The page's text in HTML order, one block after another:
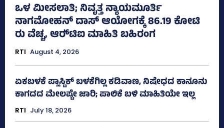
ಒಳ ಮೀಸಲಾತಿ; ನಿವೃತ್ತ ನ್ಯಾಯಮೂರ್ತಿ
ನಾಗಮೋಹನ್ ದಾಸ್ ಆಯೋಗಕ್ಕೆ 86.19 ಕೋಟಿ
ರು ವೆಚ್ಚ, ಆರ್‍‌ಟಿಐ ಮಾಹಿತಿ ಬಹಿರಂಗ
RTI August 4, 2026
ಏಕಬಳಕೆ ಪ್ಲಾಸ್ಟಿಕ್‌ ಬಳಕೆಗಿಲ್ಲ ಕಡಿವಾಣ, ನಿಷೇಧದ ಕಾನೂನು
ಕಾಗದದ ಮೇಲಷ್ಟೇ ಜಾರಿ; ಪಾಲಿಕೆ ಬಳಿ ಮಾಹಿತಿಯೇ ಇಲ್ಲ
RTI July 18, 2026